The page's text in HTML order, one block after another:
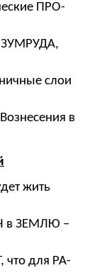
ПРО-
слои
в
жить
в ЗЕМЛЮ –
что для РА-